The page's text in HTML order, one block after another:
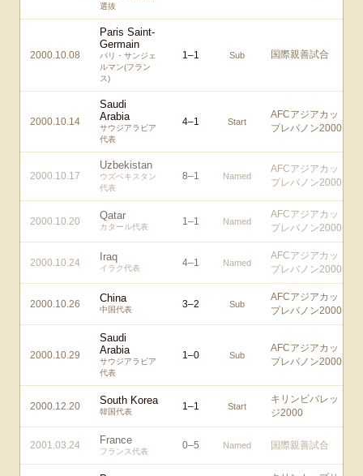
選抜
2000.10.08
Paris Saint-
Germain
パリ・サンジェ
ルマン(フラン
ス)
1–1 Sub 国際親善試合
2000.10.14
Saudi
Arabia
サウジアラビア
代表
4–1 Start
AFCアジアカッ
プレバノン2000
2000.10.17
Uzbekistan
ウズベキスタン
代表
8–1 Named
AFCアジアカッ
プレバノン2000
2000.10.20 Qatar
カタール代表 1–1 Named
AFCアジアカッ
プレバノン2000
2000.10.24 Iraq
イラク代表 4–1 Named
AFCアジアカッ
プレバノン2000
2000.10.26 China
中国代表 3–2 Sub
AFCアジアカッ
プレバノン2000
2000.10.29
Saudi
Arabia
サウジアラビア
代表
1–0 Sub
AFCアジアカッ
プレバノン2000
2000.12.20 South Korea
韓国代表 1–1 Start
キリンビバレッ
ジ2000
2001.03.24 France
フランス代表
0–5 Named 国際親善試合